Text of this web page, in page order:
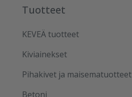
Tuotteet
KEVEÄ tuotteet
Kiviainekset
Pihakivet ja maisematuotteet
Betoni